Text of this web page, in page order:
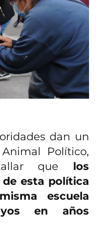
dan un
Político,
que los
esta política
escuela
en años